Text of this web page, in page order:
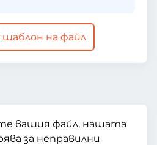
на файл
вашия файл, нашата
за неправилни